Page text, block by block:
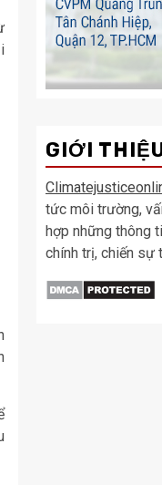
GIỚI
tức môi trường,
hợp những thông
chính trị, chiến sự